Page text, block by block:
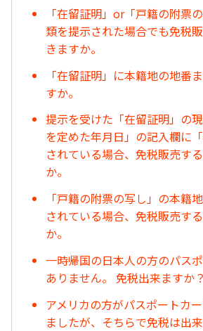
「在留証明」or「戸籍の附票
類を提示された場合でも免税
きますか。
「在留証明」に本籍地の地番
すか。
提示を受けた「在留証明」の
を定めた年月日」の記入欄に
されている場合、免税販売す
か。
「戸籍の附票の写し」の本籍
されている場合、免税販売す
か。
一時帰国の日本人の方のパス
ありません。 免税出来ますか？
アメリカの方がパスポートカ
ましたが、そちらで免税は出